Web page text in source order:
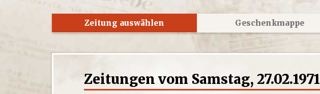
Zeitung auswählen Geschenkmappe
Zeitungen vom Samstag, 27.02.1971